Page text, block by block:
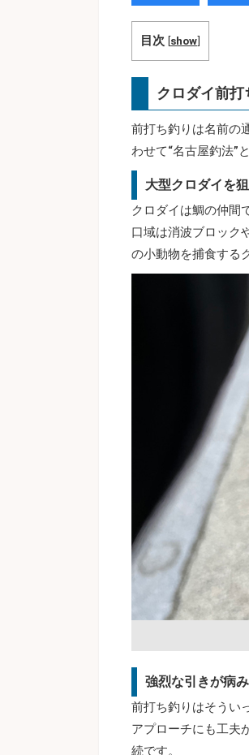
目次 [show]
クロダイ前打
前打ち釣りは名前の
わせて“名古屋釣法”
大型クロダイを
クロダイは鯛の仲間
口域は消波ブロック
の小動物を捕食する
強烈な引きが病
前打ち釣りはそうい
アプローチにも工夫
続です。